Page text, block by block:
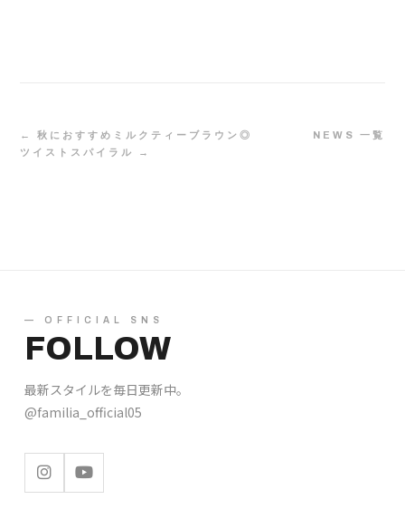
← 秋におすすめミルクティーブラウン◎
NEWS 一覧
ツイストスパイラル →
— OFFICIAL SNS
FOLLOW
最新スタイルを毎日更新中。
@familia_official05